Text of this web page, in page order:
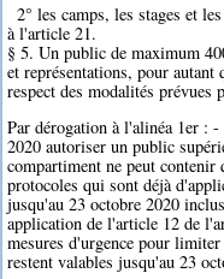
2° les camps, les stages et
à l'article 21.
§ 5. Un public de maximum
et représentations, pour
respect des modalités prévues
Par dérogation à l'alinéa 1er :
2020 autoriser un public
compartiment ne peut
protocoles qui sont déjà
jusqu'au 23 octobre 2020
application de l'article 12 de
mesures d'urgence pour
restent valables jusqu'au 23